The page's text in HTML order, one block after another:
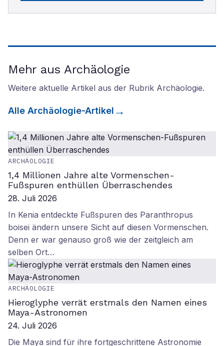
Mehr aus Archäologie
Weitere aktuelle Artikel aus der Rubrik Archäologie.
Alle Archäologie-Artikel
ARCHÄOLOGIE
1,4 Millionen Jahre alte Vormenschen-
Fußspuren enthüllen Überraschendes
28. Juli 2026
In Kenia entdeckte Fußspuren des Paranthropus
boisei ändern unsere Sicht auf diesen Vormenschen.
Denn er war genauso groß wie der zeitgleich am
selben Ort…
ARCHÄOLOGIE
Hieroglyphe verrät erstmals den Namen eines
Maya-Astronomen
24. Juli 2026
Die Maya sind für ihre fortgeschrittene Astronomie